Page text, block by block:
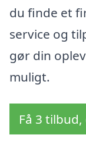
du finde et
service og
gør din
muligt.
Få 3